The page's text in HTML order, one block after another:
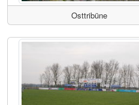
Osttribüne